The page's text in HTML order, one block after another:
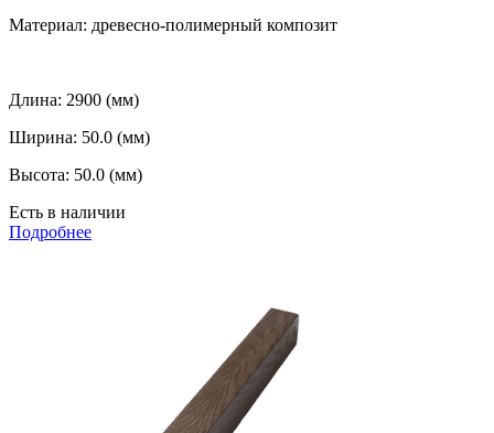
Материал: древесно-полимерный композит
Длина: 2900 (мм)
Ширина: 50.0 (мм)
Высота: 50.0 (мм)
Есть в наличии
Подробнее